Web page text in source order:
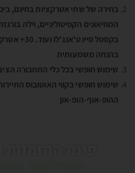
בחירה של שתי אטרקציות בחינם,
המוזיאונים הקפיטוליניים, וילה
בקסטל
בהנחה משמעותית
שימוש חופשי בכל כלי התחבורה
שימוש חופשי בקווי האוטובוס
ההופ-אוף-הופ-און